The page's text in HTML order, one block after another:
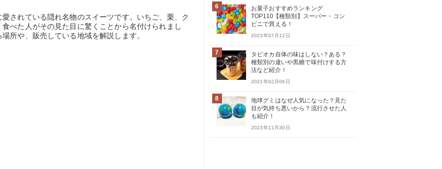
されている隠れ名物のスイーツです。いちご、栗、ク
べた人がその見た目に驚くことから名付けられまし
所や、販売している地域を解説します。
6
お菓子おすすめランキング
TOP110【種類別】スーパー・コン
ビニで買える！
2023年07月12日
7
タピオカ自体の味はしない？ある？
種類別の違いや黒糖で味付けする方
法など紹介！
2021年02月06日
8
地球グミはなぜ人気になった？見た
目が気持ち悪いから？流行させた人
も紹介！
2023年11月30日